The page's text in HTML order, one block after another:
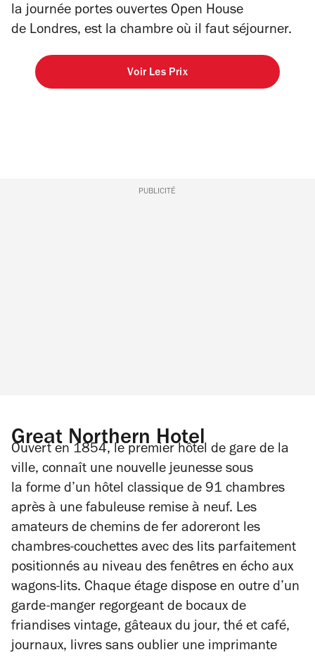
la journée portes ouvertes Open House
de Londres, est la chambre où il faut séjourner.
Voir Les Prix
PUBLICITÉ
Great Northern Hotel
Ouvert en 1854, le premier hôtel de gare de la
ville, connaît une nouvelle jeunesse sous
la forme d’un hôtel classique de 91 chambres
après à une fabuleuse remise à neuf. Les
amateurs de chemins de fer adoreront les
chambres-couchettes avec des lits parfaitement
positionnés au niveau des fenêtres en écho aux
wagons-lits. Chaque étage dispose en outre d’un
garde-manger regorgeant de bocaux de
friandises vintage, gâteaux du jour, thé et café,
journaux, livres sans oublier une imprimante